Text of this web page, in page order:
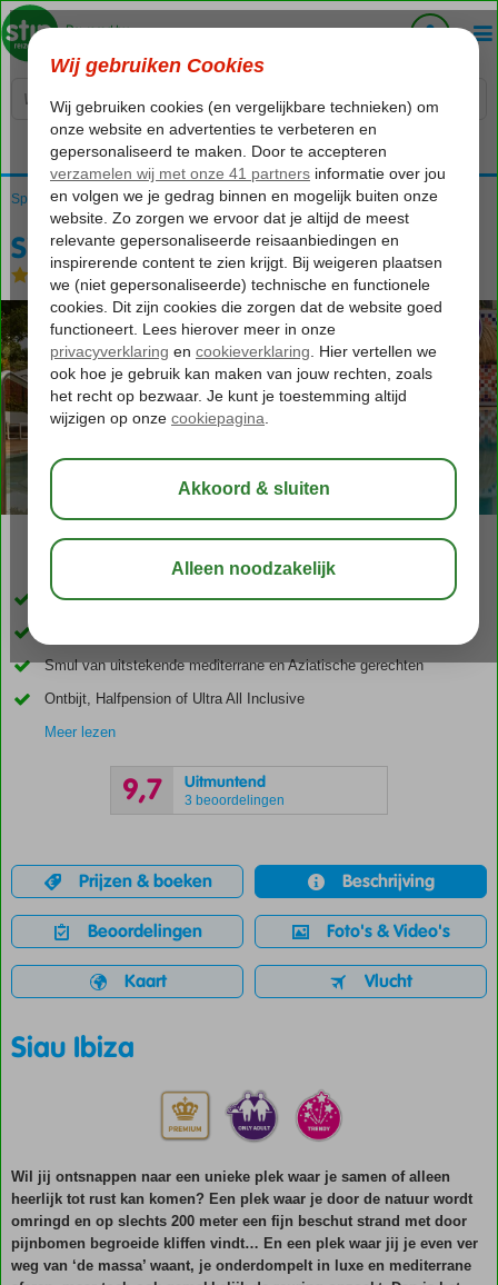
Voelt als thuiskomen...
Spanje Balearen Ibiza Port de San Miguel Siau Ibiza
Siau Ibiza
Logies en ontbijt- Hotel
aug 29°C
Spiksplinternieuw Only Adult hotel; min. leeftijd 18 jaar
Smul van uitstekende mediterrane en Aziatische gerechten
Ontbijt, Halfpension of Ultra All Inclusive
Meer lezen
9,7 Uitmuntend
3 beoordelingen
Prijzen & boeken Beschrijving
Beoordelingen Foto's & Video's
Kaart Vlucht
Siau Ibiza
Wil jij ontsnappen naar een unieke plek waar je samen of alleen
heerlijk tot rust kan komen? Een plek waar je door de natuur wordt
omringd en op slechts 200 meter een fijn beschut strand met door
pijnbomen begroeide kliffen vindt… En een plek waar jij je even ver
weg van ‘de massa’ waant, je onderdompelt in luxe en mediterrane